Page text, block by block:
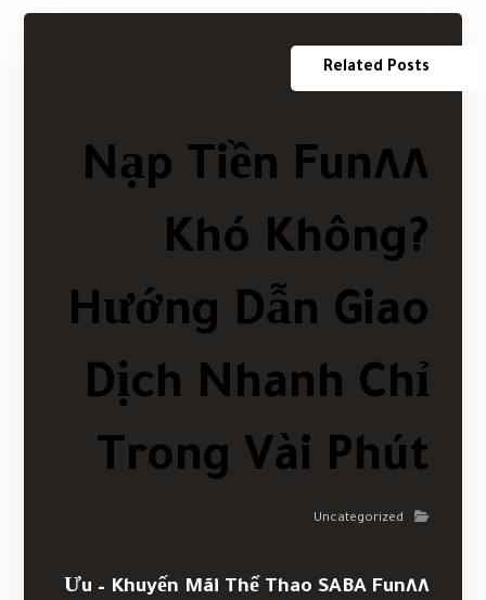
Related Posts
Nạp Tiền Fun٨٨
Khó Không?
Hướng Dẫn Giao
Dịch Nhanh Chỉ
Trong Vài Phút
Uncategorized
Khuyến Mãi Thể Thao SABA Fun٨٨ – Ưu